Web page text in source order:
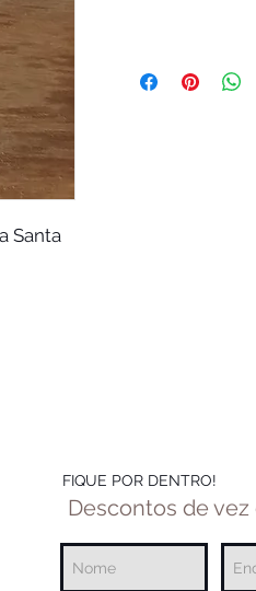
Santa
FIQUE POR DENTRO!
Descontos de